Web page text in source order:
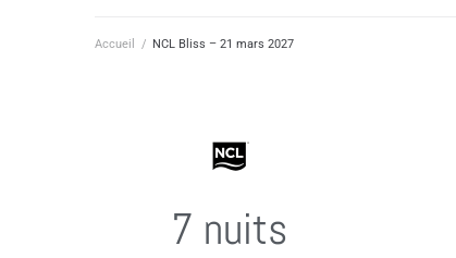
Accueil / NCL Bliss – 21 mars 2027
7 nuits